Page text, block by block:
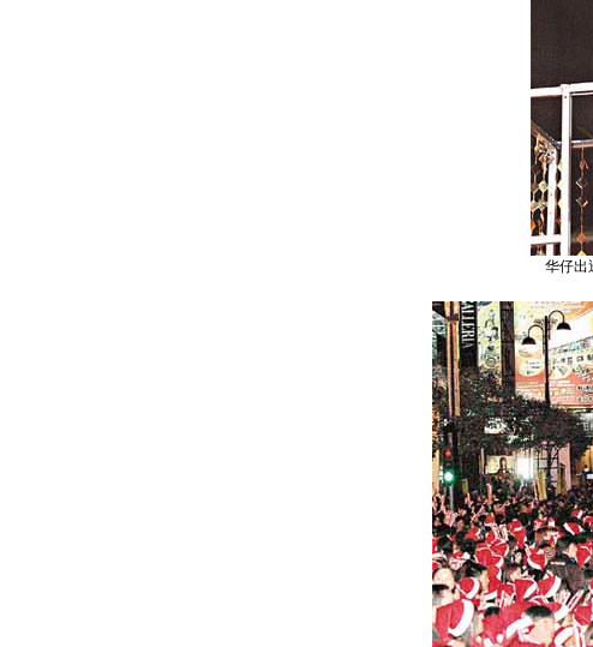
华仔出